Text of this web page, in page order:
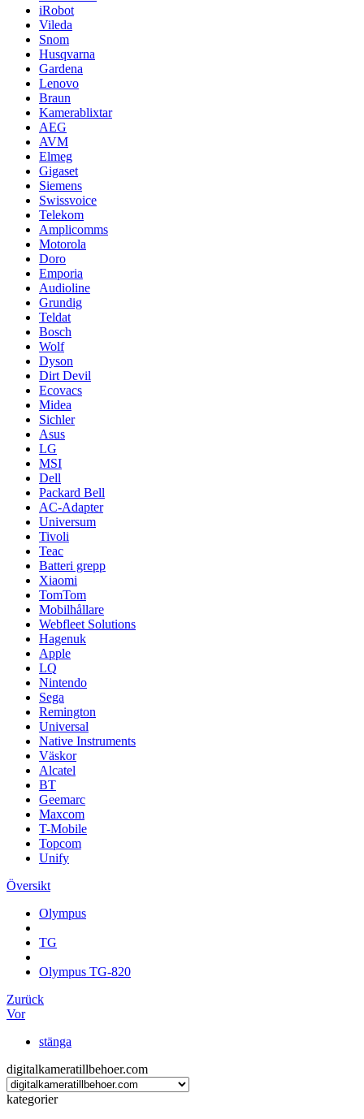
iRobot
Vileda
Snom
Husqvarna
Gardena
Lenovo
Braun
Kamerablixtar
AEG
AVM
Elmeg
Gigaset
Siemens
Swissvoice
Telekom
Amplicomms
Motorola
Doro
Emporia
Audioline
Grundig
Teldat
Bosch
Wolf
Dyson
Dirt Devil
Ecovacs
Midea
Sichler
Asus
LG
MSI
Dell
Packard Bell
AC-Adapter
Universum
Tivoli
Teac
Batteri grepp
Xiaomi
TomTom
Mobilhållare
Webfleet Solutions
Hagenuk
Apple
LQ
Nintendo
Sega
Remington
Universal
Native Instruments
Väskor
Alcatel
BT
Geemarc
Maxcom
T-Mobile
Topcom
Unify
Översikt
Olympus
TG
Olympus TG-820
Zurück
Vor
stänga
digitalkameratillbehoer.com
kategorier